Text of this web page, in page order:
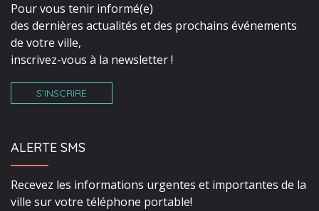
Pour vous tenir informé(e)
des dernières actualités et des prochains événements
de votre ville,
inscrivez-vous à la newsletter !
S’INSCRIRE
ALERTE SMS
Recevez les informations urgentes et importantes de la
ville sur votre téléphone portable!